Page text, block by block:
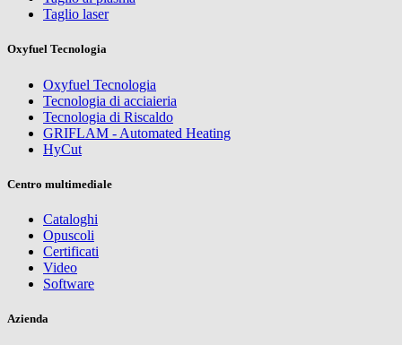
Taglio laser
Oxyfuel Tecnologia
Oxyfuel Tecnologia
Tecnologia di acciaieria
Tecnologia di Riscaldo
GRIFLAM - Automated Heating
HyCut
Centro multimediale
Cataloghi
Opuscoli
Certificati
Video
Software
Azienda